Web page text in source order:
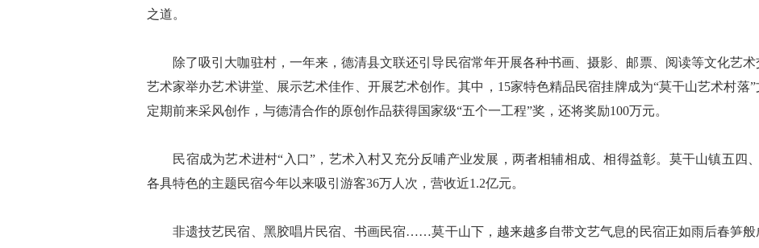
之道。
除了吸引大咖驻村，一年来，德清县文联还引导民宿常年开展各种书画、摄影、邮票、阅读等文化艺术
艺术家举办艺术讲堂、展示艺术佳作、开展艺术创作。其中，15家特色精品民宿挂牌成为“莫干山艺术村落
定期前来采风创作，与德清合作的原创作品获得国家级“五个一工程”奖，还将奖励100万元。
民宿成为艺术进村“入口”，艺术入村又充分反哺产业发展，两者相辅相成、相得益彰。莫干山镇五四
各具特色的主题民宿今年以来吸引游客36万人次，营收近1.2亿元。
非遗技艺民宿、黑胶唱片民宿、书画民宿……莫干山下，越来越多自带文艺气息的民宿正如雨后春笋般